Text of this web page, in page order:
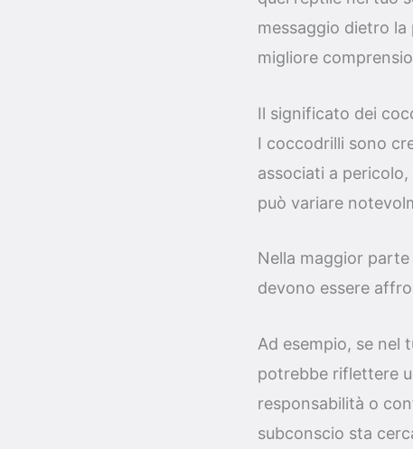
messaggio dietro
migliore
Il significato dei
I coccodrilli sono
associati a
può variare
Nella maggior
devono essere
Ad esempio, se nel
potrebbe riflettere
responsabilità o
subconscio sta